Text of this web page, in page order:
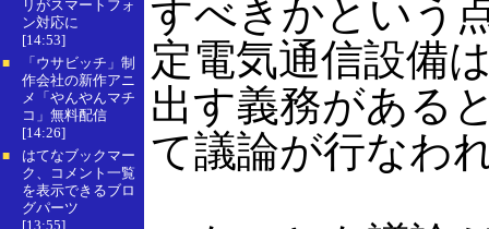
リがスマートフォ
ン対応に
[14:53]
■
「ウサビッチ」制
作会社の新作アニ
メ「やんやんマチ
コ」無料配信
[14:26]
■
はてなブックマー
ク、コメント一覧
を表示できるブロ
グパーツ
[13:55]
すべきかという
定電気通信設備
出す義務がある
て議論が行なわ